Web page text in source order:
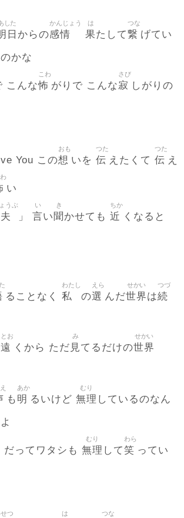
日
した
からの感情
かんじょう
果
は
たして繋
つな
げてい
かな
こんな怖
こわ
がりで こんな寂
さび
しがりの
You この想
おも
いを 伝
つた
えたくて 伝
つた
え
い
うぶ
」 言
い
い 聞
き
かせても 近
ちか
くなると
ることなく 私
わたし
の選
えら
んだ世界
せかい
は続
つづ
遠
とお
くから ただ 見
み
てるだけの世界
せかい
も 明
あか
るいけど 無理
むり
しているのなん
ってワタシも 無理
むり
して笑
わら
ってい
つ は つな